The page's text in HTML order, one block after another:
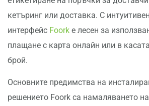
кетъринг или доставка. С
интерфейс Foork е лесен за
плащане с карта онлайн или в
брой.
Основните предимства на
решението Foork са намаляването